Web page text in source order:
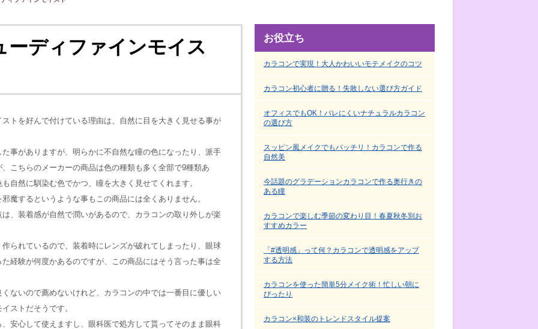
ーディファインモイス
トを好んで付けている理由は、自然に目を大きく見せる事が
事がありますが、明らかに不自然な瞳の色になったり、派手
こちらのメーカーの商品は色の種類も多く全部で9種類あ
自然に馴染む色でかつ、瞳を大きく見せてくれます。
魔するというような事もこの商品には全くありません。
、装着感が自然で潤いがあるので、カラコンの取り外しが楽
られているので、装着時にレンズが破れてしまったり、眼球
経験が何度かあるのですが、この商品にはそう言った事は全
ないので薦めないけれど、カラコンの中では一番目に優しい
ストだそうです。
安心して使えますし、眼科医で処方して貰ってそのまま眼科
お役立ち
カラコンで実現！大人かわいいモテメイクのコツ
カラコン初心者に贈る！失敗しない選び方ガイド
オフィスでもOK！バレにくいナチュラルカラコン
の選び方
スッピン風メイクでもバッチリ！カラコンで作る
自然美
今話題のグラデーションカラコンで作る奥行きの
ある瞳
カラコンで楽しむ季節の変わり目！春夏秋冬別お
すすめカラー
「#透明感」って何？カラコンで透明感をアップ
する方法
カラコンを使った簡単5分メイク術！忙しい朝に
ぴったり
カラコン×和装のトレンドスタイル提案